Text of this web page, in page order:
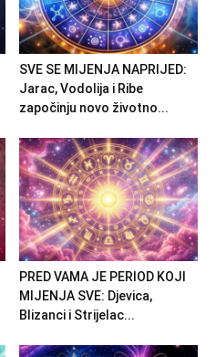
SVE SE MIJENJA NAPRIJED:
Jarac, Vodolija i Ribe
započinju novo životno...
PRED VAMA JE PERIOD KOJI
MIJENJA SVE: Djevica,
Blizanci i Strijelac...